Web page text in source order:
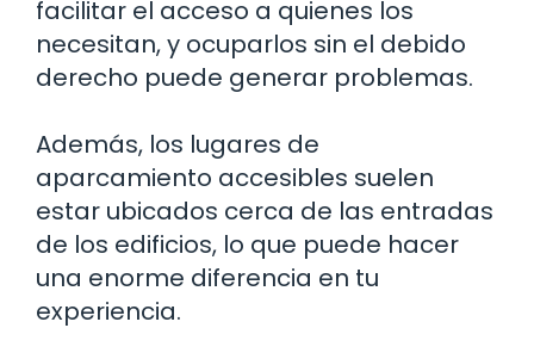
facilitar el acceso a quienes los
necesitan, y ocuparlos sin el debido
derecho puede generar problemas.
Además, los lugares de
aparcamiento accesibles suelen
estar ubicados cerca de las entradas
de los edificios, lo que puede hacer
una enorme diferencia en tu
experiencia.